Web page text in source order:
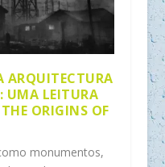
ARQUITECTURA
UMA LEITURA
ORIGINS OF
monumentos,